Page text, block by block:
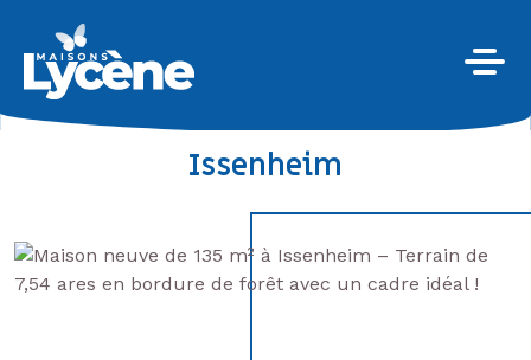
Issenheim